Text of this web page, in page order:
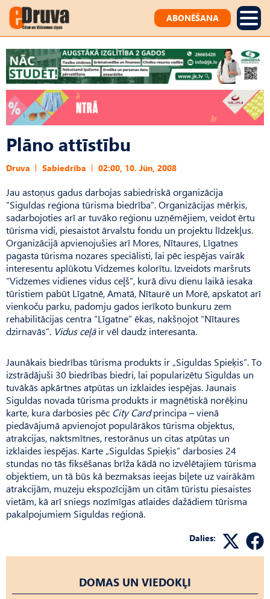
ABONĒŠANA
Plāno attīstību
Druva Sabiedrība 02:00, 10. Jūn, 2008
Jau astoņus gadus darbojas sabiedriskā organizācija
“Siguldas reģiona tūrisma biedrība”. Organizācijas mērķis,
sadarbojoties arī ar tuvāko reģionu uzņēmējiem, veidot ērtu
tūrisma vidi, piesaistot ārvalstu fondu un projektu līdzekļus.
Organizācijā apvienojušies arī Mores, Nītaures, Līgatnes
pagasta tūrisma nozares speciālisti, lai pēc iespējas vairāk
interesentu aplūkotu Vidzemes kolorītu. Izveidots maršruts
“Vidzemes vidienes vidus ceļš”, kurā divu dienu laikā iesaka
tūristiem pabūt Līgatnē, Amatā, Nītaurē un Morē, apskatot arī
vienkoču parku, padomju gados ierīkoto bunkuru zem
rehabilitācijas centra “Līgatne” ēkas, nakšņojot “Nītaures
dzirnavās”. Vidus ceļāir vēl daudz interesanta.
Jaunākais biedrības tūrisma produkts ir „Siguldas Spieķis”. To
izstrādājuši 30 biedrības biedri, lai popularizētu Siguldas un
tuvākās apkārtnes atpūtas un izklaides iespējas. Jaunais
Siguldas novada tūrisma produkts ir magnētiskā norēķinu
karte, kura darbosies pēc City Cardprincipa – vienā
piedāvājumā apvienojot populārākos tūrisma objektus,
atrakcijas, naktsmītnes, restorānus un citas atpūtas un
izklaides iespējas. Karte „Siguldas Spieķis” darbosies 24
stundas no tās fiksēšanas brīža kādā no izvēlētajiem tūrisma
objektiem, un tā būs kā bezmaksas ieejas biļete uz vairākām
atrakcijām, muzeju ekspozīcijām un citām tūristu piesaistes
vietām, kā arī sniegs nozīmīgas atlaides dažādiem tūrisma
pakalpojumiem Siguldas reģionā.
Dalies:
DOMAS UN VIEDOKĻI